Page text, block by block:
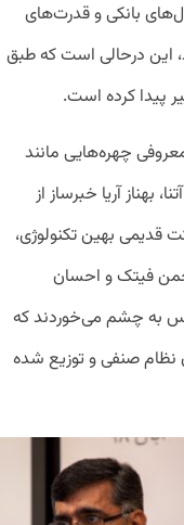
بانکی و قدرت‌های
عرصه انتخابات ۲۹ آبان ماه شود، این درحالی است که طبق
چهره‌هایی مانند
آریا خبرساز از
قدیمی بهین تکنولوژی،
فیتک و احسان
به چشم می‌خوردند که
نظام صنفی و توزیع شده